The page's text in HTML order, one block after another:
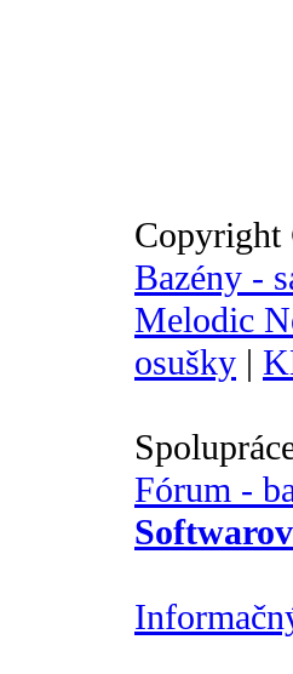
Bazény -
Melodic
osušky |
Fórum -